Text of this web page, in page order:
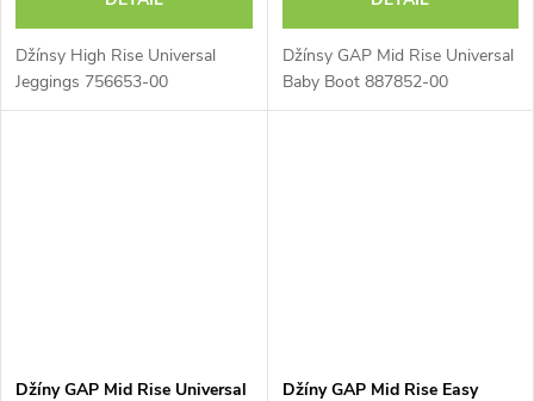
Džínsy High Rise Universal
Jeggings 756653-00
Džínsy GAP Mid Rise Universal
Baby Boot 887852-00
Džíny GAP Mid Rise Universal
Džíny GAP Mid Rise Easy